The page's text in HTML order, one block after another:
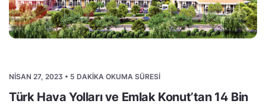
NISAN 27, 2023 • 5 DAKIKA OKUMA SÜRESI
Türk Hava Yolları ve Emlak Konut’tan 14 Bin